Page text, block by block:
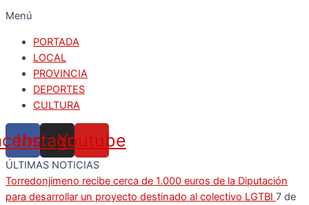
Menú
PORTADA
LOCAL
PROVINCIA
DEPORTES
CULTURA
Instagram
Youtube
ÚLTIMAS NOTICIAS
Torredonjimeno recibe cerca de 1.000 euros de la Diputación
para desarrollar un proyecto destinado al colectivo LGTBI 7 de